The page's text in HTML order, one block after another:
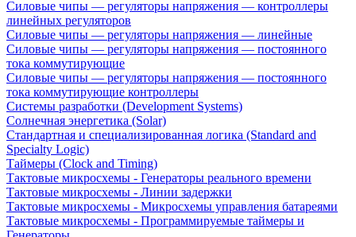
Силовые чипы — регуляторы напряжения — контроллеры
линейных регуляторов
Силовые чипы — регуляторы напряжения — линейные
Силовые чипы — регуляторы напряжения — постоянного
тока коммутирующие
Силовые чипы — регуляторы напряжения — постоянного
тока коммутирующие контроллеры
Системы разработки (Development Systems)
Солнечная энергетика (Solar)
Стандартная и специализированная логика (Standard and
Specialty Logic)
Таймеры (Clock and Timing)
Тактовые микросхемы - Генераторы реального времени
Тактовые микросхемы - Линии задержки
Тактовые микросхемы - Микросхемы управления батареями
Тактовые микросхемы - Программируемые таймеры и